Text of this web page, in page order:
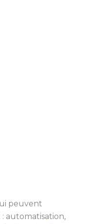
peuvent
: automatisation,